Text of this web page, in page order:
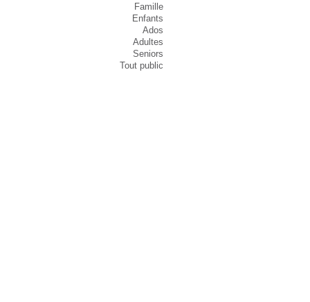
Famille
Enfants
Ados
Adultes
Seniors
Tout public